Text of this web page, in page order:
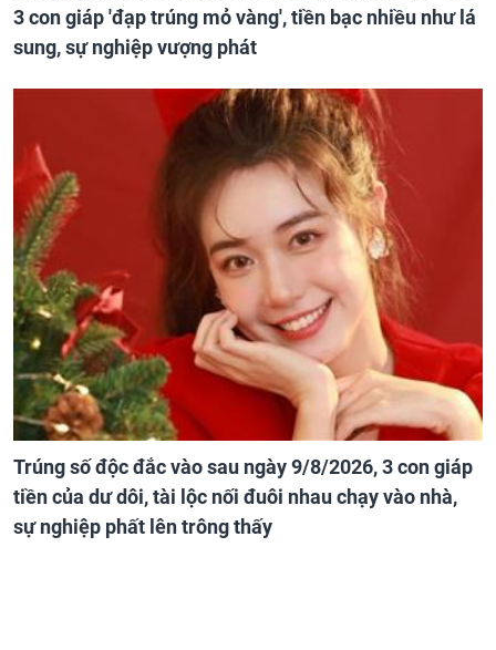
3 con giáp 'đạp trúng mỏ vàng', tiền bạc nhiều như lá
sung, sự nghiệp vượng phát
Trúng số độc đắc vào sau ngày 9/8/2026, 3 con giáp
tiền của dư dôi, tài lộc nối đuôi nhau chạy vào nhà,
sự nghiệp phất lên trông thấy